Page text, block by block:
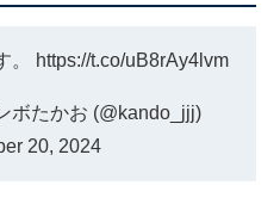
。 https://t.co/uB8rAy4lvm
ボたかお (@kando_jjj)
20, 2024